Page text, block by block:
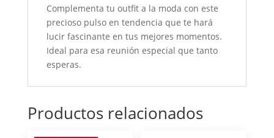
Complementa tu outfit a la moda con este
precioso pulso en tendencia que te hará
lucir fascinante en tus mejores momentos.
Ideal para esa reunión especial que tanto
esperas.
Productos relacionados